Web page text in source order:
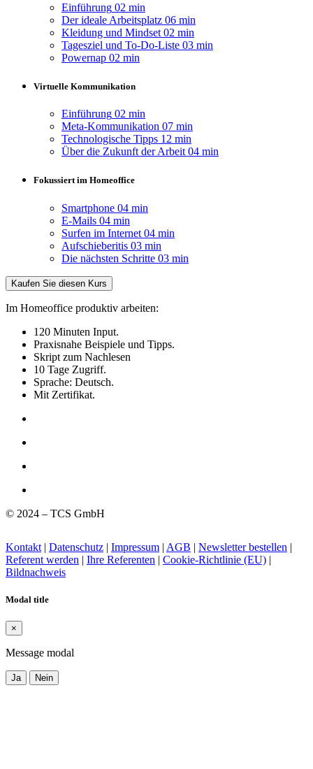
Einführung 02 min
Der ideale Arbeitsplatz 06 min
Kleidung und Mindset 02 min
Tagesziel und To-Do-Liste 03 min
Powernap 02 min
Virtuelle Kommunikation
Einführung 02 min
Meta-Kommunikation 07 min
Technologische Tipps 12 min
Über die Zukunft der Arbeit 04 min
Fokussiert im Homeoffice
Smartphone 04 min
E-Mails 04 min
Surfen im Internet 04 min
Aufschieberitis 03 min
Die nächsten Schritte 03 min
Kaufen Sie diesen Kurs
Im Homeoffice produktiv arbeiten:
120 Minuten Input.
Praxisnahe Beispiele und Tipps.
Skript zum Nachlesen
10 Tage Zugriff.
Sprache: Deutsch.
Mit Zertifikat.
© 2024 – TCS GmbH
Kontakt | Datenschutz | Impressum | AGB | Newsletter bestellen |
Referent werden | Ihre Referenten | Cookie-Richtlinie (EU) |
Bildnachweis
Modal title
×
Message modal
Ja Nein